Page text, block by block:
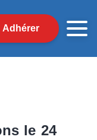
Adhérer
le 24